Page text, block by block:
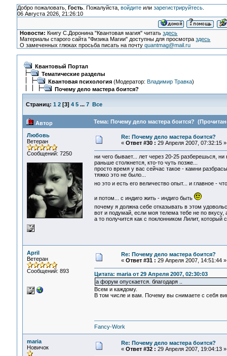
Добро пожаловать, Гость. Пожалуйста, войдитеили зарегистрируйтесь.
06 Августа 2026, 21:26:10
Новости: Книгу С.Доронина "Квантовая магия" читатьздесь
Материалы старого сайта "Физика Магии" доступны для просмотраздесь
О замеченных глюках просьба писать на почтуquantmag@mail.ru
Квантовый Портал
Тематические разделы
Квантовая психология(Модератор: Владимир Травка)
Почему дело мастера боится?
Страниц: 1 2[3] 4 5 ... 7 Все
Автор Тема: Почему дело мастера боится?
Любовь
Ветеран
Сообщений: 7250
Re: Почему дело мастера боится?
« Ответ #30 : 29 Апреля 2007, 07:32:15 »
ни чего бывает... лет через 20-25 разберешься,
раньше столкнется, кто-то чуть позже...
просто время у вас сейчас такое - камни
тяжко это не было...
но это и есть его величество опыт... и главное -
и потом... с индиго жить - индиго быть
почему я должна себе отказывать в этом
вот и подумай, если моя телема тебе не по вкусу,
а то получится как с поклонником Лилит, который
April
Ветеран
Сообщений: 893
Re: Почему дело мастера боится?
« Ответ #31 : 29 Апреля 2007, 14:51:44 »
Цитата: maria от 29 Апреля 2007, 02:30:03
а форум опускается. благодаря ..
Всем и каждому.
В том числе и вам. Почему вы снимаете с себя
Fancy-Work
maria
Новичок
Re: Почему дело мастера боится?
« Ответ #32 : 29 Апреля 2007, 19:04:13 »